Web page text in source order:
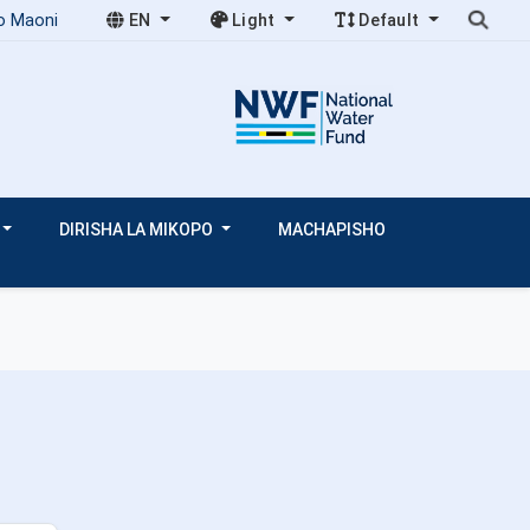
Maoni EN Light Default
DIRISHA LA MIKOPO MACHAPISHO